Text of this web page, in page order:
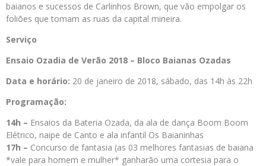
baianos e sucessos de Carlinhos Brown, que vão empolgar os
foliões que tomam as ruas da capital mineira.
Serviço
Ensaio Ozadia de Verão 2018 – Bloco Baianas Ozadas
Data e horário: 20 de janeiro de 2018, sábado, das 14h às 22h
Programação:
14h – Ensaios da Bateria Ozada, da ala de dança Boom Boom
Elétrico, naipe de Canto e ala infantil Os Baianinhas
17h – Concurso de fantasia (as 03 melhores fantasias de baiana
*vale para homem e mulher* ganharão uma cortesia para o